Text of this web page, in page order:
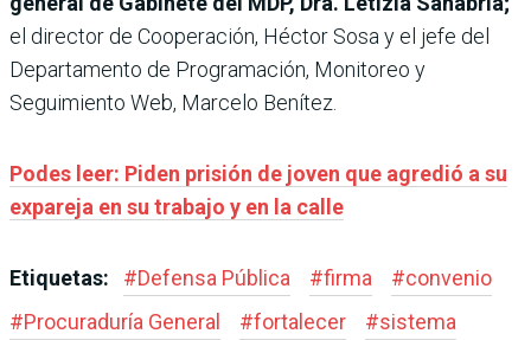
el director de Cooperación, Héctor Sosa y el jefe del
Departamento de Programación, Monitoreo y
Seguimiento Web, Marcelo Benítez.
Podes leer: Piden prisión de joven que agredió a su
expareja en su trabajo y en la calle
Etiquetas: #Defensa Pública #firma #convenio
#Procuraduría General #fortalecer #sistema